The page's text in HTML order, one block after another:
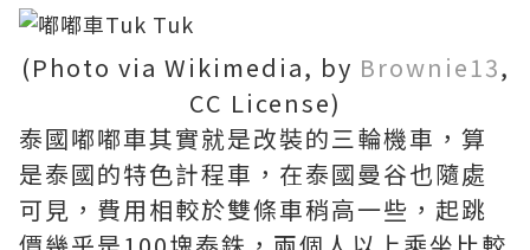
(Photo via Wikimedia, by Brownie13,
CC License)
泰國嘟嘟車其實就是改裝的三輪機車，算
是泰國的特色計程車，在泰國曼谷也隨處
可見，費用相較於雙條車稍高一些，起跳